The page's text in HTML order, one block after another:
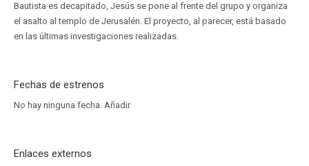
Bautista es decapitado, Jesús se pone al frente del grupo y organiza
el asalto al templo de Jerusalén. El proyecto, al parecer, está basado
en las últimas investigaciones realizadas.
Fechas de estrenos
No hay ninguna fecha. Añadir
Enlaces externos